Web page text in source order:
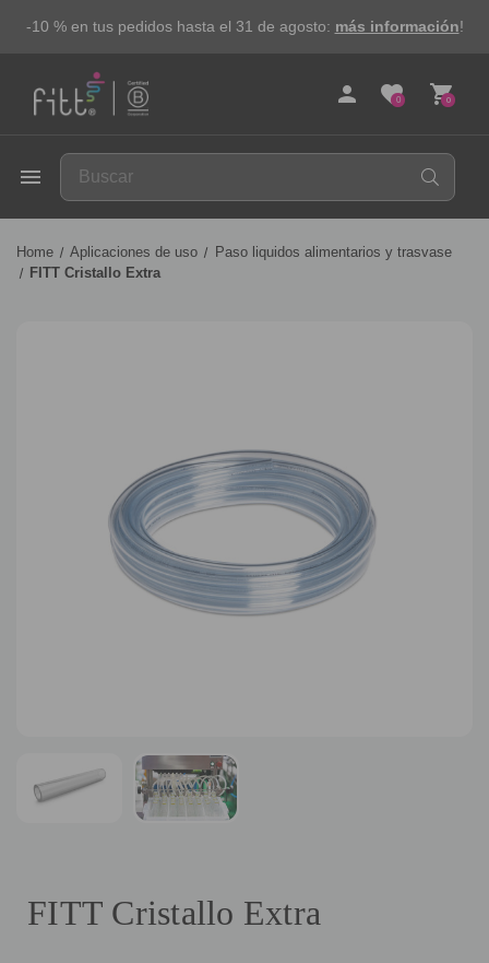
-10 % en tus pedidos hasta el 31 de agosto: más información!
person 0
favorite 0
shopping_cart
menu
Home Aplicaciones de uso
Paso liquidos alimentarios y trasvase
FITT Cristallo Extra
FITT Cristallo Extra